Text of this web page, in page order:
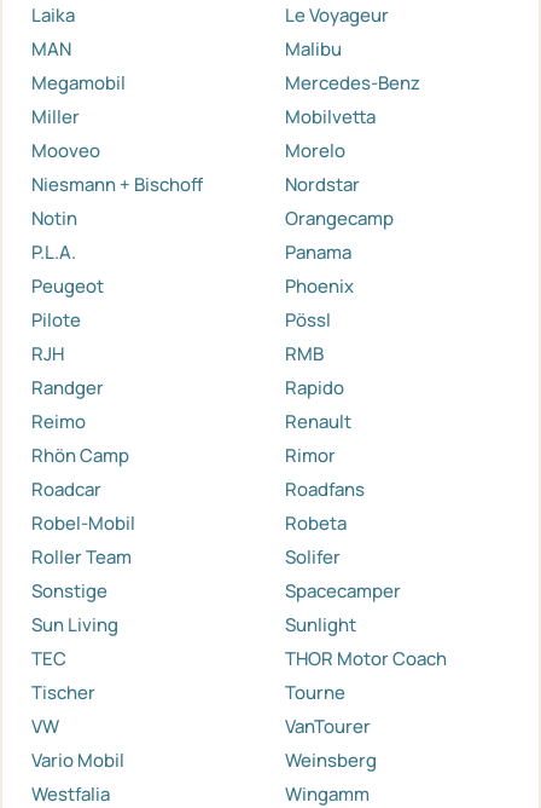
Laika
Le Voyageur
MAN
Malibu
Megamobil
Mercedes-Benz
Miller
Mobilvetta
Mooveo
Morelo
Niesmann + Bischoff
Nordstar
Notin
Orangecamp
P.L.A.
Panama
Peugeot
Phoenix
Pilote
Pössl
RJH
RMB
Randger
Rapido
Reimo
Renault
Rhön Camp
Rimor
Roadcar
Roadfans
Robel-Mobil
Robeta
Roller Team
Solifer
Sonstige
Spacecamper
Sun Living
Sunlight
TEC
THOR Motor Coach
Tischer
Tourne
VW
VanTourer
Vario Mobil
Weinsberg
Westfalia
Wingamm